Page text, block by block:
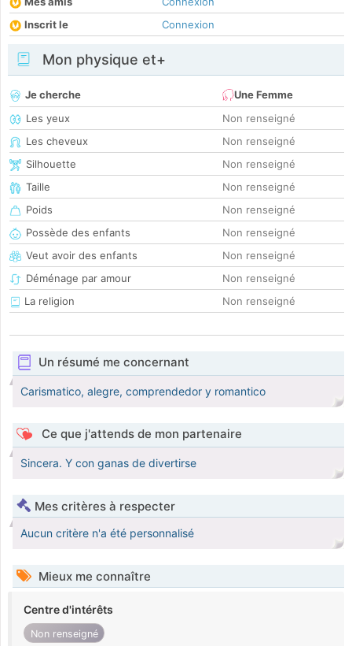
Inscrit le
Connexion
Mon physique et+
Je cherche
Une Femme
Les yeux
Non renseigné
Les cheveux
Non renseigné
Silhouette
Non renseigné
Taille
Non renseigné
Poids
Non renseigné
Possède des enfants
Non renseigné
Veut avoir des enfants
Non renseigné
Déménage par amour
Non renseigné
La religion
Non renseigné
Un résumé me concernant
Carismatico, alegre, comprendedor y romantico
Ce que j'attends de mon partenaire
Sincera. Y con ganas de divertirse
Mes critères à respecter
Aucun critère n'a été personnalisé
Mieux me connaître
Centre d'intérêts
Non renseigné